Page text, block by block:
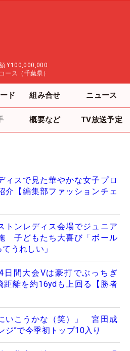
¥100,000,000
ース（千葉県）
ド 組み合せ ニュース
概要など TV放送予定
ィスで見た華やかな女子プロ
介【編集部ファッションチェ
トンレディス会場でジュニア
子どもたち大喜び「ボール
うれしい」
日間大会Vは豪打でぶっちぎ
距離を約16ydも上回る【勝者
いこうかな（笑）」 宮田成
ジ”で今季初トップ10入り